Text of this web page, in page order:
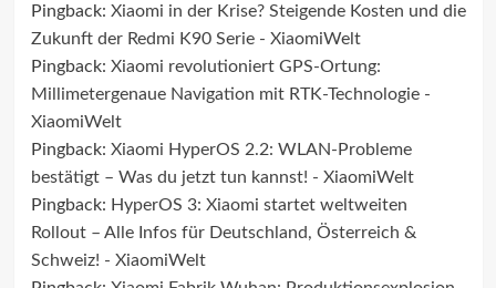
Pingback: Xiaomi in der Krise? Steigende Kosten und die
Zukunft der Redmi K90 Serie - XiaomiWelt
Pingback: Xiaomi revolutioniert GPS-Ortung:
Millimetergenaue Navigation mit RTK-Technologie -
XiaomiWelt
Pingback: Xiaomi HyperOS 2.2: WLAN-Probleme
bestätigt – Was du jetzt tun kannst! - XiaomiWelt
Pingback: HyperOS 3: Xiaomi startet weltweiten
Rollout – Alle Infos für Deutschland, Österreich &
Schweiz! - XiaomiWelt